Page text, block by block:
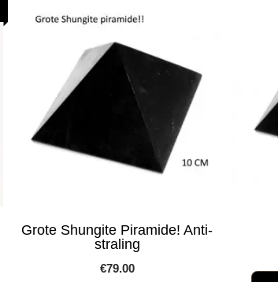
Grote Shungite Piramide! Anti-
straling
€79.00